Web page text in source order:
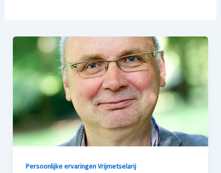
Persoonlijke ervaringen Vrijmetselarij